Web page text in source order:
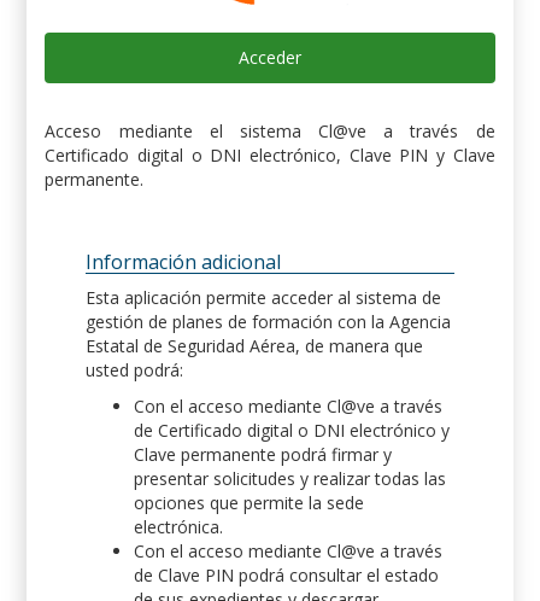
Acceder
Acceso mediante el sistema Cl@ve a través de
Certificado digital o DNI electrónico, Clave PIN y Clave
permanente.
Información adicional
Esta aplicación permite acceder al sistema de
gestión de planes de formación con la Agencia
Estatal de Seguridad Aérea, de manera que
usted podrá:
Con el acceso mediante Cl@ve a través
de Certificado digital o DNI electrónico y
Clave permanente podrá firmar y
presentar solicitudes y realizar todas las
opciones que permite la sede
electrónica.
Con el acceso mediante Cl@ve a través
de Clave PIN podrá consultar el estado